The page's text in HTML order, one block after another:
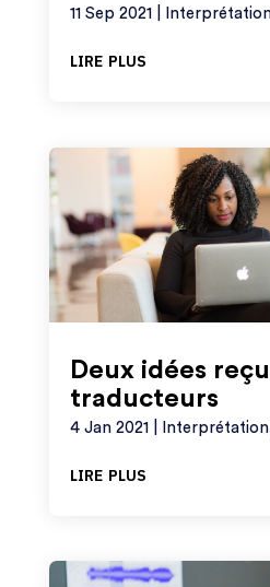
11 Sep 2021
lire plus
Deux idées
traducteurs
4 Jan 2021 Interprétation
lire plus